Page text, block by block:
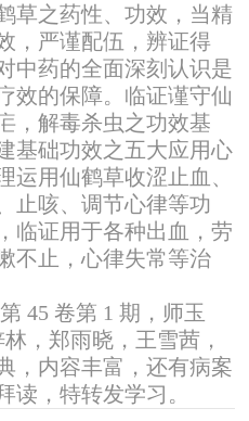
草之药性、功效，当精
，严谨配伍，辨证得
中药的全面深刻认识是
效的保障。临证谨守仙
，解毒杀虫之功效基
基础功效之五大应用心
运用仙鹤草收涩止血、
止咳、调节心律等功
临证用于各种出血，劳
不止，心律失常等治
45 卷第 1 期，师玉
，郑雨晓，王雪茜，
，内容丰富，还有病案
读，特转发学习。